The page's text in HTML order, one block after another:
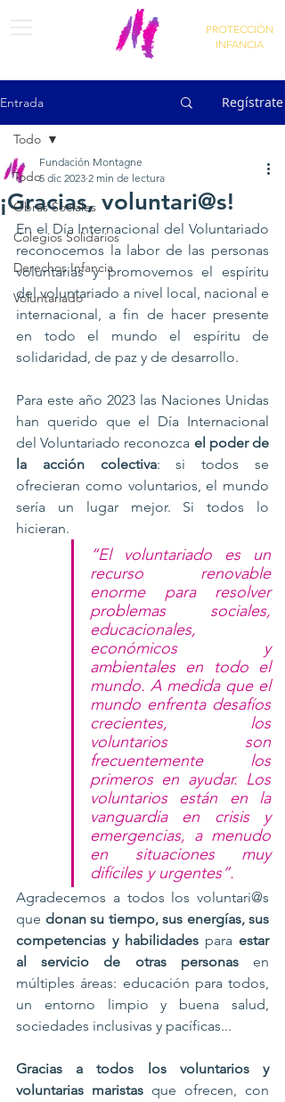
PROTECCIÓN
INFANCIA
Entrada Regístrate
Todo
Obras Sociales
Colegios Solidarios
Derechos Infancia
Voluntariado
Todo
¡Gracias, voluntari@s!
Fundación Montagne
5 dic 2023 2 min de lectura
En el Día Internacional del Voluntariado
reconocemos la labor de las personas
voluntarias y promovemos el espíritu
del voluntariado a nivel local, nacional e
internacional, a fin de hacer presente
en todo el mundo el espíritu de
solidaridad, de paz y de desarrollo.
Para este año 2023 las Naciones Unidas
han querido que el Día Internacional
del Voluntariado reconozca el poder de
la acción colectiva: si todos se
ofrecieran como voluntarios, el mundo
sería un lugar mejor. Si todos lo
hicieran.
“El voluntariado es un
recurso renovable
enorme para resolver
problemas sociales,
educacionales,
económicos y
ambientales en todo el
mundo. A medida que el
mundo enfrenta desafíos
crecientes, los
voluntarios son
frecuentemente los
primeros en ayudar. Los
voluntarios están en la
vanguardia en crisis y
emergencias, a menudo
en situaciones muy
difíciles y urgentes”.
Agradecemos a todos los voluntari@s
que donan su tiempo, sus energías, sus
competencias y habilidades para estar
al servicio de otras personas en
múltiples áreas: educación para todos,
un entorno limpio y buena salud,
sociedades inclusivas y pacíficas...
Gracias a todos los voluntarios y
voluntarias maristas que ofrecen, con